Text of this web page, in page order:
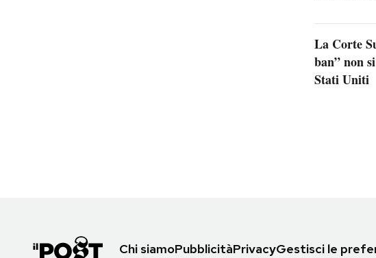
La Corte
ban” non
Stati Uniti
Chi siamoPubblicitàPrivacyGestisci le